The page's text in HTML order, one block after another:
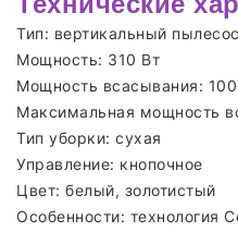
Тип: вертикальный пылесос
Мощность: 310 Вт
Мощность всасывания:
Максимальная мощность
Тип уборки: сухая
Управление: кнопочное
Цвет: белый, золотистый
Особенности: технология